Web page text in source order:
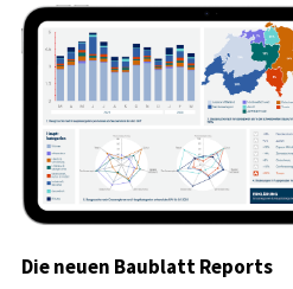
Die neuen Baublatt Reports